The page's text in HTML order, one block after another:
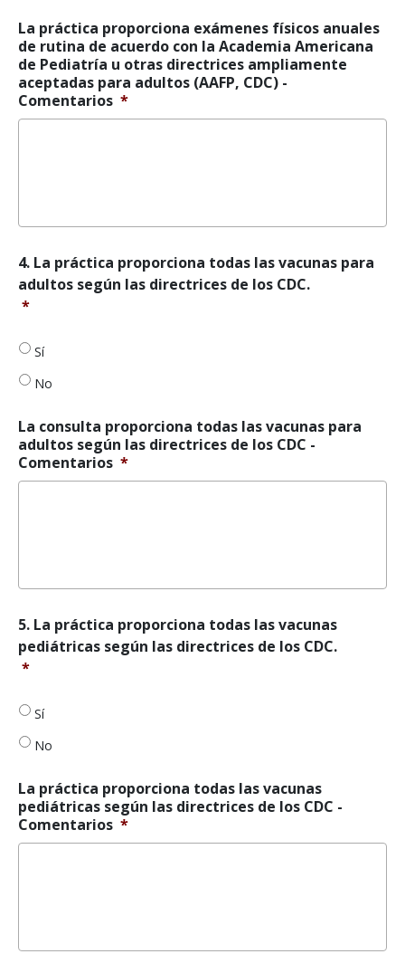
con
la
Academia
Americana
de
Pediatría
u
(AAFP,
CDC) *
La práctica proporciona exámenes físicos anuales
de rutina de acuerdo con la Academia Americana
de Pediatría u otras directrices ampliamente
aceptadas para adultos (AAFP, CDC) -
Comentarios *
4.
La
práctica
las
vacunas
para
según
las
directrices
de
4. La práctica proporciona todas las vacunas para
adultos según las directrices de los CDC.
*
Sí
No
La consulta proporciona todas las vacunas para
adultos según las directrices de los CDC -
Comentarios *
5.
La
práctica
las
vacunas
pediátricas
las
directrices
de
los
5. La práctica proporciona todas las vacunas
pediátricas según las directrices de los CDC.
*
Sí
No
La práctica proporciona todas las vacunas
pediátricas según las directrices de los CDC -
Comentarios *